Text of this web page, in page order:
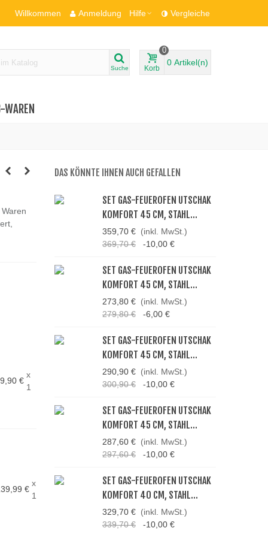
Willkommen Anmeldung Hilfe Vergleiche
Suche Korb
0
0 Artikel(n)
WAREN
€
x
1
€
x
1
DAS KÖNNTE IHNEN AUCH GEFALLEN
SET GAS-FEUEROFEN UTSCHAK
KOMFORT 45 CM, STAHL...
359,70 € (inkl. MwSt.)
369,70 €
-10,00 €
SET GAS-FEUEROFEN UTSCHAK
KOMFORT 45 CM, STAHL...
273,80 € (inkl. MwSt.)
279,80 €
-6,00 €
SET GAS-FEUEROFEN UTSCHAK
KOMFORT 45 CM, STAHL...
290,90 € (inkl. MwSt.)
300,90 €
-10,00 €
SET GAS-FEUEROFEN UTSCHAK
KOMFORT 45 CM, STAHL...
287,60 € (inkl. MwSt.)
297,60 €
-10,00 €
SET GAS-FEUEROFEN UTSCHAK
KOMFORT 40 CM, STAHL...
329,70 € (inkl. MwSt.)
339,70 €
-10,00 €